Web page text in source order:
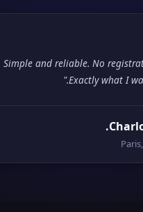
"Simple and reliable. No
Exactly what I